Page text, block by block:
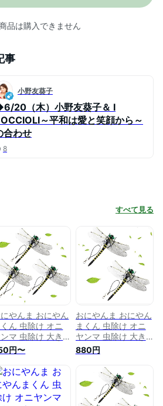
品は購入できません
事
小野友葵子
20（木）小野友葵子＆ I
～平和は愛と笑顔から～
合わせ
8
すべて見る
やんま おにやん
くん 虫除け オニ
マ 虫除け 大き
12cm 本物サイズ
けオニヤンマ 蜻
昆虫 虫 動物 模型
ンボ 登山 キャン
釣り 衣服 玄関 室
飾など
円〜
おにやんま おにやん
まくん 虫除け オニ
ヤンマ 虫除け 大き
い 12cm 本物サイズ
蜂よけオニヤンマ 蜻
蛉 昆虫 虫 動物 模型
トンボ 登山 キャン
プ 釣り 衣服 玄関 室
内装飾など
880円